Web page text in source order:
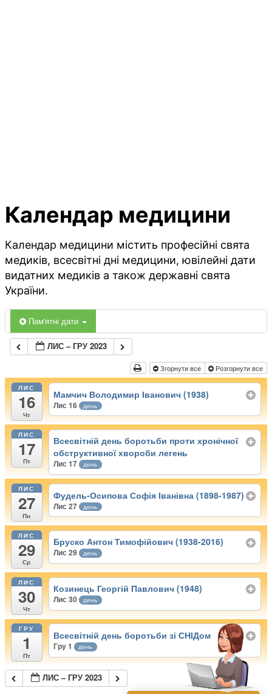
Календар медицини
Календар медицини містить професійні свята
медиків, всесвітні дні медицини, ювілейні дати
видатних медиків а також державні свята
України.
Пам'ятні дати
ЛИС – ГРУ 2023
Згорнути все Розгорнути все
ЛИС
16
Чт
Мамчич Володимир Іванович (1938)
Лис 16 день
ЛИС
17
Пт
Всесвітній день боротьби проти хронічної
обструктивної хвороби легень
Лис 17 день
ЛИС
27
Пн
Фудель-Осипова Софія Іванівна (1898-1987)
Лис 27 день
ЛИС
29
Ср
Бруско Антон Тимофійович (1938-2016)
Лис 29 день
ЛИС
30
Чт
Козинець Георгій Павлович (1948)
Лис 30 день
ГРУ
1
Пт
Всесвітній день боротьби зі СНІДом
Гру 1 день
ЛИС – ГРУ 2023